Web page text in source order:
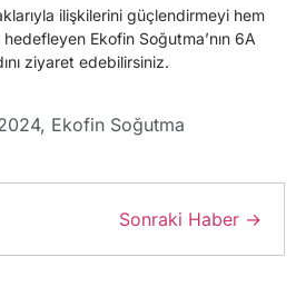
ilişkilerini güçlendirmeyi hem
Ekofin Soğutma’nın 6A
ziyaret edebilirsiniz.
, Ekofin Soğutma
Sonraki Haber →